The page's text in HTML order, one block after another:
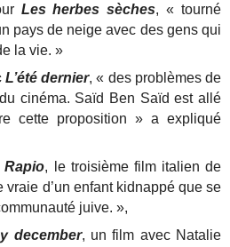
Les herbes sèches, « tourné
pays de neige avec des gens qui
la vie. »
L’été dernier, « des problèmes de
cinéma. Saïd Ben Saïd est allé
cette proposition » a expliqué
Rapio, le troisième film italien de
vraie d’un enfant kidnappé que se
juive. »,
december, un film avec Natalie